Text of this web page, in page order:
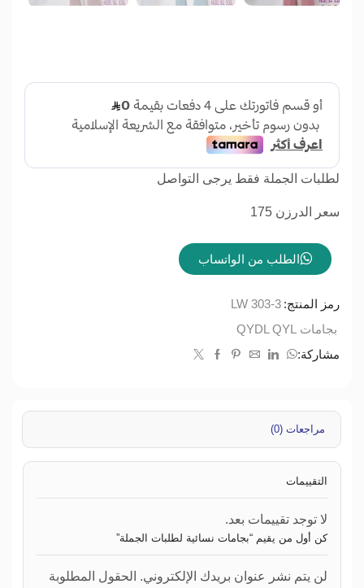
لطلبات الجملة فقط يرجى التواصل
سعر الدرزن 175
الطلب من الواتساب
رمز المنتج: LW 303-3
بجامات QYDL QYL
مشاركة:
مراجعات (0)
التقييمات
لا توجد تقييمات بعد.
كن أول من يقيم “بجامات نسائية لطلبات الجملة”
لن يتم نشر عنوان بريدك الإلكتروني. الحقول المطلوبة